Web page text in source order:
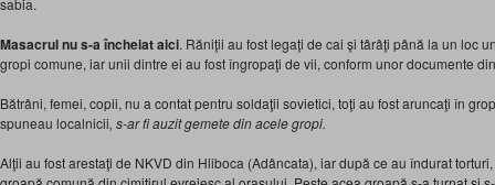
sabia.
Masacrul nu s-a încheiat aici. Răniţii au fost legaţi de cai şi târâţi până la un loc
gropi comune, iar unii dintre ei au fost îngropaţi de vii, conform unor documente
Bătrâni, femei, copii, nu a contat pentru soldaţii sovietici, toţi au fost aruncaţi în
spuneau localnicii, s-ar fi auzit gemete din acele gropi.
Alţii au fost arestaţi de NKVD din Hliboca (Adâncata), iar după ce au îndurat